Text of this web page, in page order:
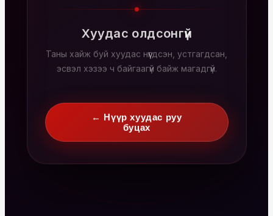
Хуудас олдсонгүй
Таны хайж буй хуудас нүүгдсэн, устгагдсан,
эсвэл хэзээ ч байгаагүй байж магадгүй.
← Нүүр хуудас руу
буцах